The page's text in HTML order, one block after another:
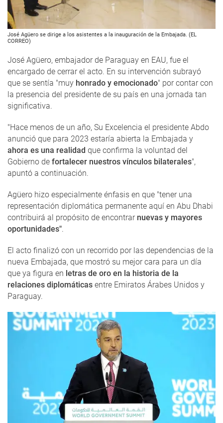
José Agüero se dirige a los asistentes a la inauguración de la Embajada. (EL
CORREO)
José Agüero, embajador de Paraguay en EAU, fue el
encargado de cerrar el acto. En su intervención subrayó
que se sentía "muy honrado y emocionado" por contar con
la presencia del presidente de su país en una jornada tan
significativa.
"Hace menos de un año, Su Excelencia el presidente Abdo
anunció que para 2023 estaría abierta la Embajada y
ahora es una realidad que confirma la voluntad del
Gobierno de fortalecer nuestros vínculos bilaterales",
apuntó a continuación.
Agüero hizo especialmente énfasis en que "tener una
representación diplomática permanente aquí en Abu Dhabi
contribuirá al propósito de encontrar nuevas y mayores
oportunidades".
El acto finalizó con un recorrido por las dependencias de la
nueva Embajada, que mostró su mejor cara para un día
que ya figura en letras de oro en la historia de la
relaciones diplomáticas entre Emiratos Árabes Unidos y
Paraguay.